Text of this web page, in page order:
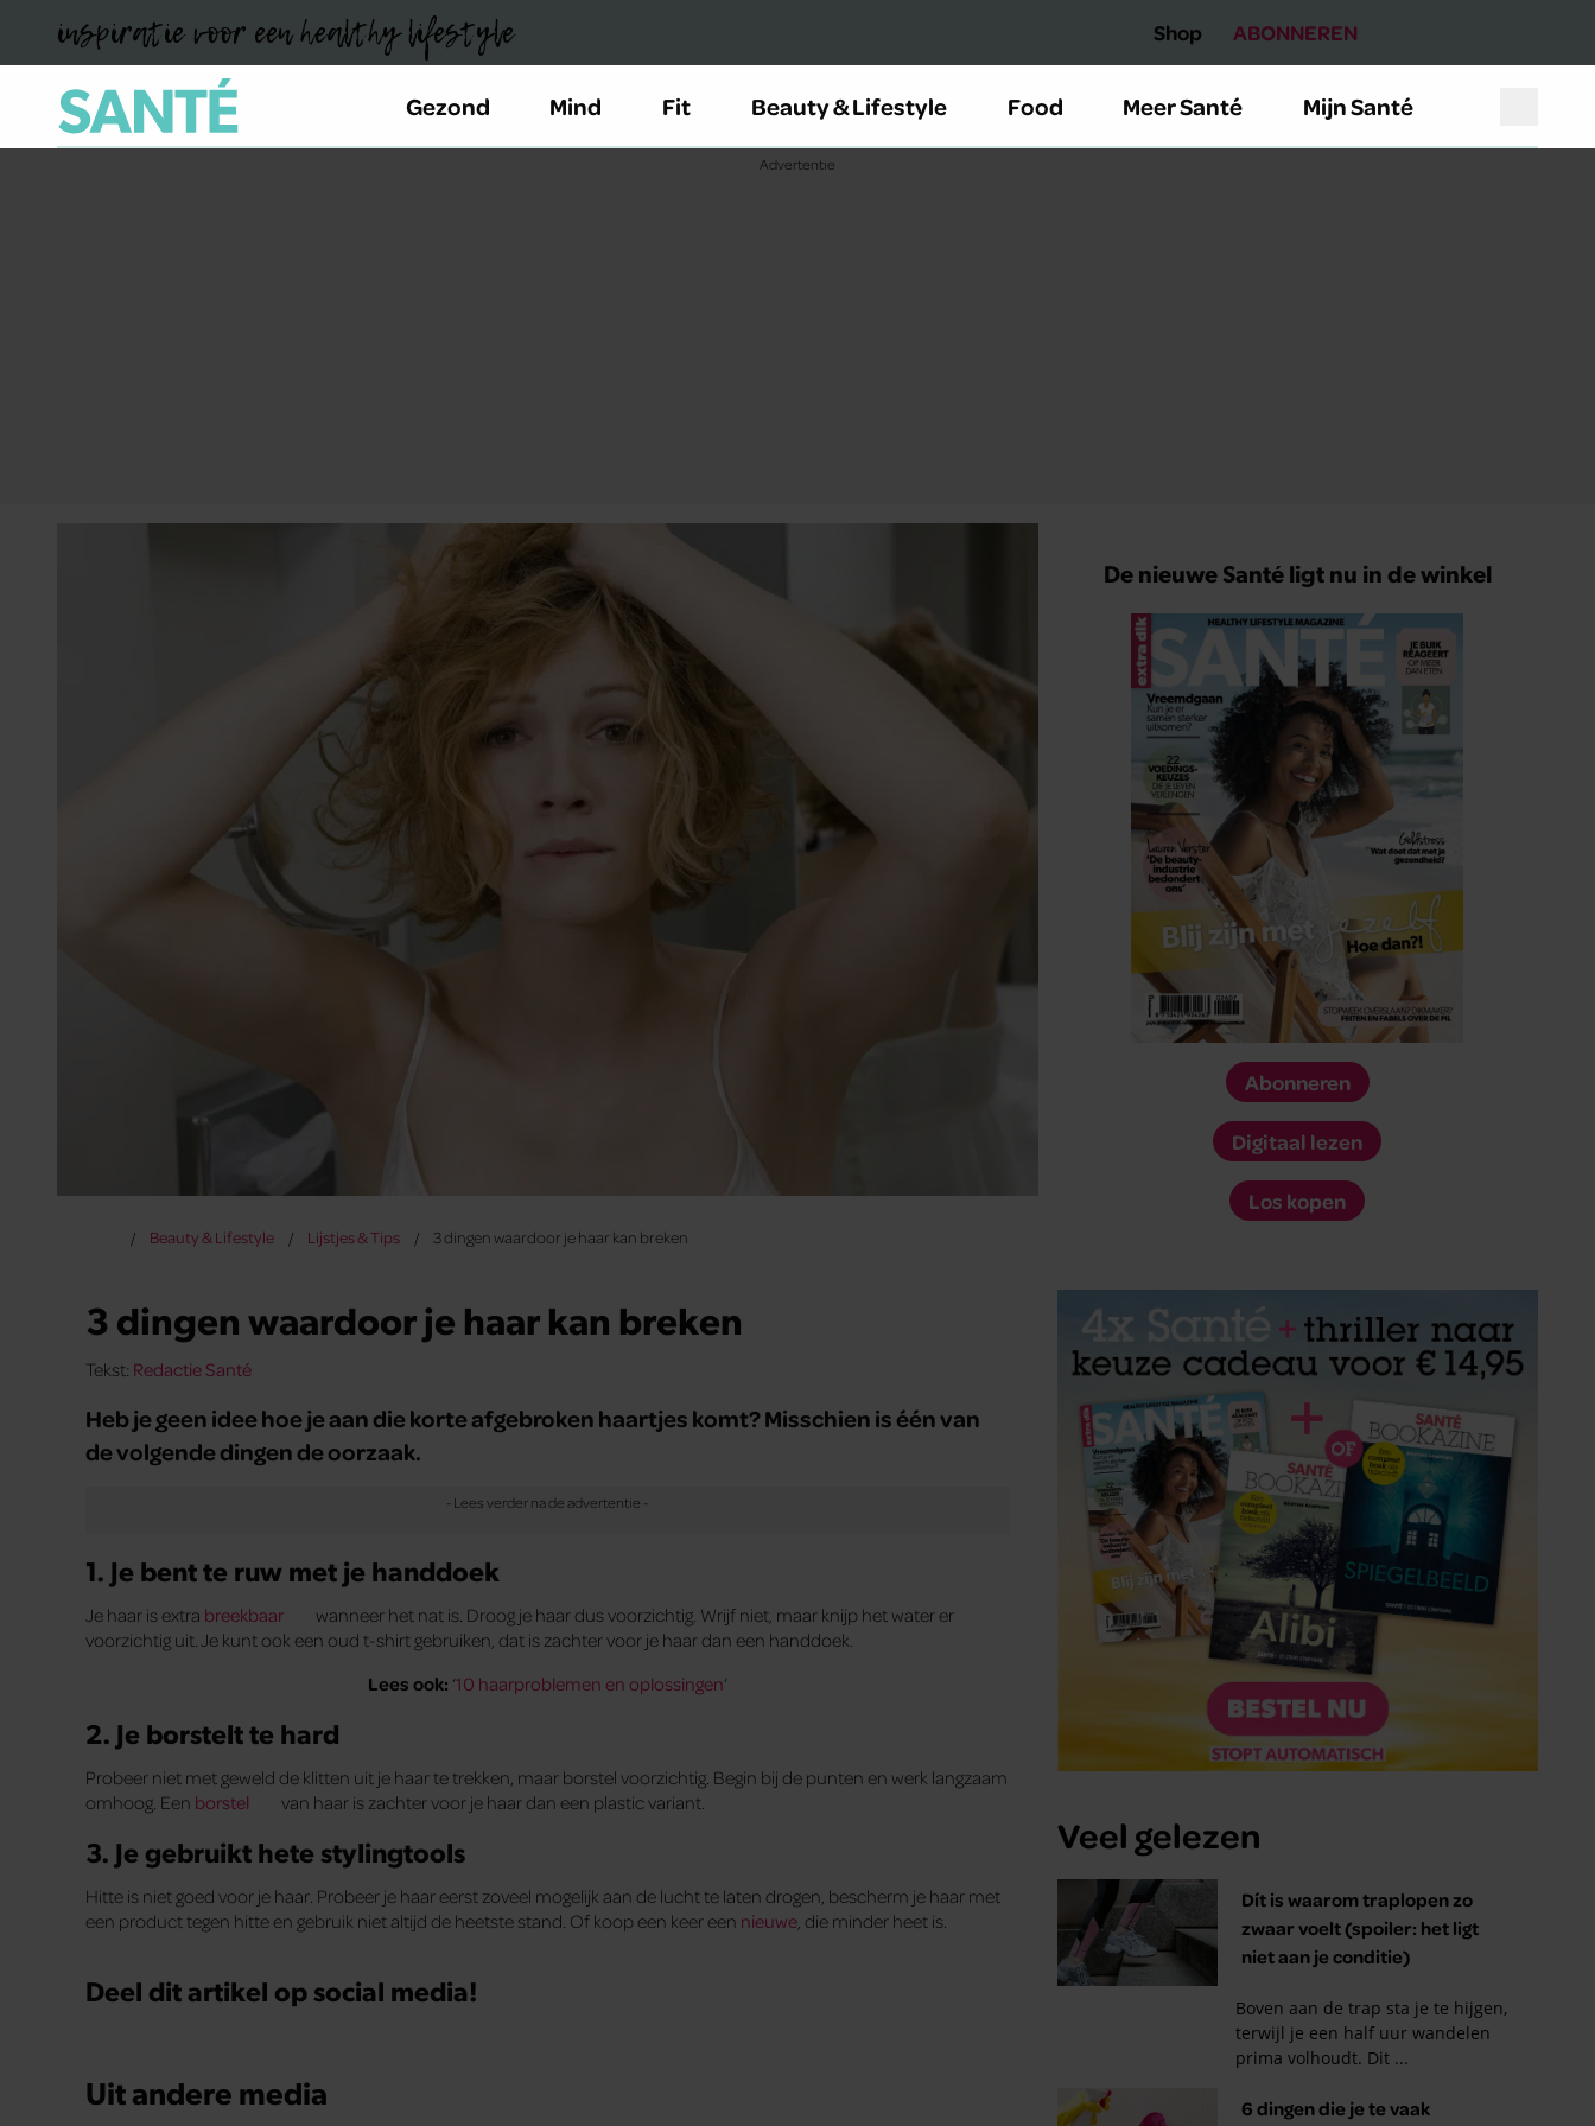
inspiratie voor een healthy lifestyle Shop ABONNEREN
Gezond Mind Fit Beauty & Lifestyle Food Meer Santé Mijn Santé
Beauty & Lifestyle Lijstjes & Tips 3 dingen waardoor je haar kan breken
3 dingen waardoor je haar kan breken
Tekst: Redactie Santé
Heb je geen idee hoe je aan die korte afgebroken haartjes komt? Misschien is één van
de volgende dingen de oorzaak.
1. Je bent te ruw met je handdoek
Je haar is extra breekbaar
wanneer het nat is. Droog je haar dus voorzichtig. Wrijf niet, maar knijp het water er
voorzichtig uit. Je kunt ook een oud t-shirt gebruiken, dat is zachter voor je haar dan een handdoek.
Lees ook: ‘10 haarproblemen en oplossingen‘
2. Je borstelt te hard
Probeer niet met geweld de klitten uit je haar te trekken, maar borstel voorzichtig. Begin bij de punten en werk langzaam
omhoog. Een borstel van haar is zachter voor je haar dan een plastic variant.
3. Je gebruikt hete stylingtools
Hitte is niet goed voor je haar. Probeer je haar eerst zoveel mogelijk aan de lucht te laten drogen, bescherm je haar met
een product tegen hitte en gebruik niet altijd de heetste stand. Of koop een keer een nieuwe, die minder heet is.
Deel dit artikel op social media!
Uit andere media
De nieuwe Santé ligt nu in de winkel
Abonneren
Digitaal lezen
Los kopen